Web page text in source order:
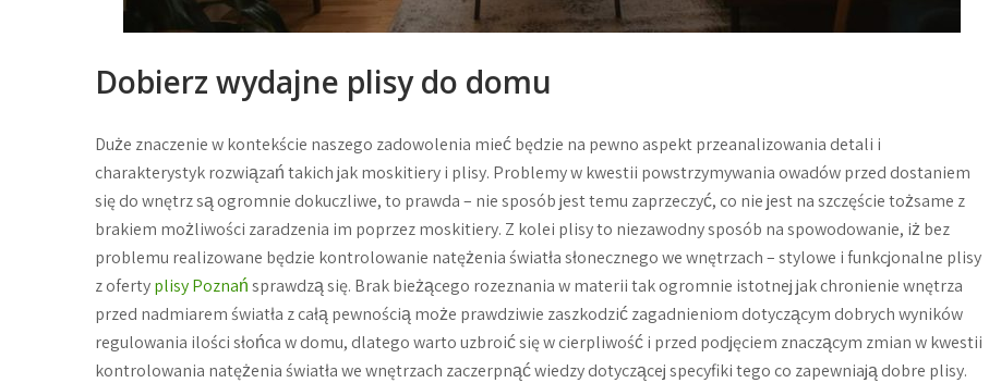
Dobierz wydajne plisy do domu
Duże znaczenie w kontekście naszego zadowolenia mieć będzie na pewno aspekt przeanalizowania detali i
charakterystyk rozwiązań takich jak moskitiery i plisy. Problemy w kwestii powstrzymywania owadów przed dostaniem
się do wnętrz są ogromnie dokuczliwe, to prawda – nie sposób jest temu zaprzeczyć, co nie jest na szczęście tożsame z
brakiem możliwości zaradzenia im poprzez moskitiery. Z kolei plisy to niezawodny sposób na spowodowanie, iż bez
problemu realizowane będzie kontrolowanie natężenia światła słonecznego we wnętrzach – stylowe i funkcjonalne plisy
z ofertyplisy Poznańsprawdzą się. Brak bieżącego rozeznania w materii tak ogromnie istotnej jak chronienie wnętrza
przed nadmiarem światła z całą pewnością może prawdziwie zaszkodzić zagadnieniom dotyczącym dobrych wyników
regulowania ilości słońca w domu, dlatego warto uzbroić się w cierpliwość i przed podjęciem znaczącym zmian w kwestii
kontrolowania natężenia światła we wnętrzach zaczerpnąć wiedzy dotyczącej specyfiki tego co zapewniają dobre plisy.